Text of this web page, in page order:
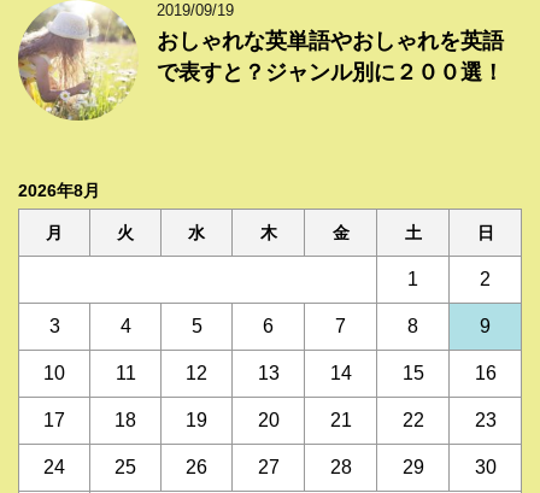
2019/09/19
おしゃれな英単語やおしゃれを英語
で表すと？ジャンル別に２００選！
2026年8月
月 火 水 木 金 土 日
1 2
3 4 5 6 7 8 9
10 11 12 13 14 15 16
17 18 19 20 21 22 23
24 25 26 27 28 29 30